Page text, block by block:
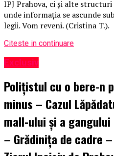
IPJ Prahova, ci și alte structuri
unde informația se ascunde
legii. Vom reveni. (Cristina T.).
Citeste in continuare
Exclusiv
Polițistul cu o bere-n
minus – Cazul
mall-ului și a
– Grădinița de cadre